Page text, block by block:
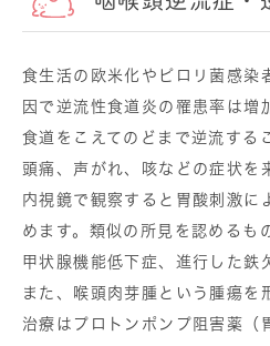
食生活の欧米化やピロリ菌感染
因で逆流性食道炎の罹患率は増
食道をこえてのどまで逆流する
頭痛、声がれ、咳などの症状を
内視鏡で観察すると胃酸刺激に
めます。類似の所見を認めるも
甲状腺機能低下症、進行した鉄
また、喉頭肉芽腫という腫瘍を
治療はプロトンポンプ阻害薬（